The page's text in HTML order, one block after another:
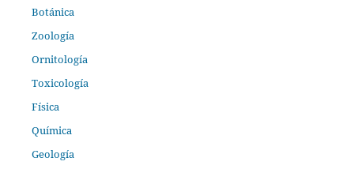
Botánica
Zoología
Ornitología
Toxicología
Física
Química
Geología